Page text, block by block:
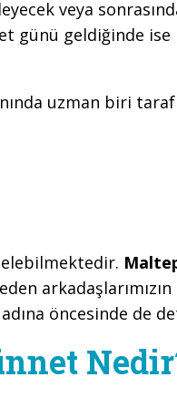
veya
günü geldiğinde
uzman biri
öncesinde de